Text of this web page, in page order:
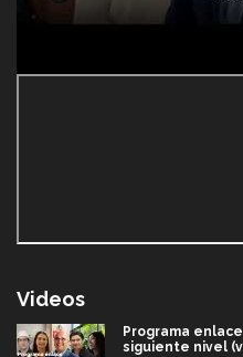
Videos
Programa
siguiente nivel